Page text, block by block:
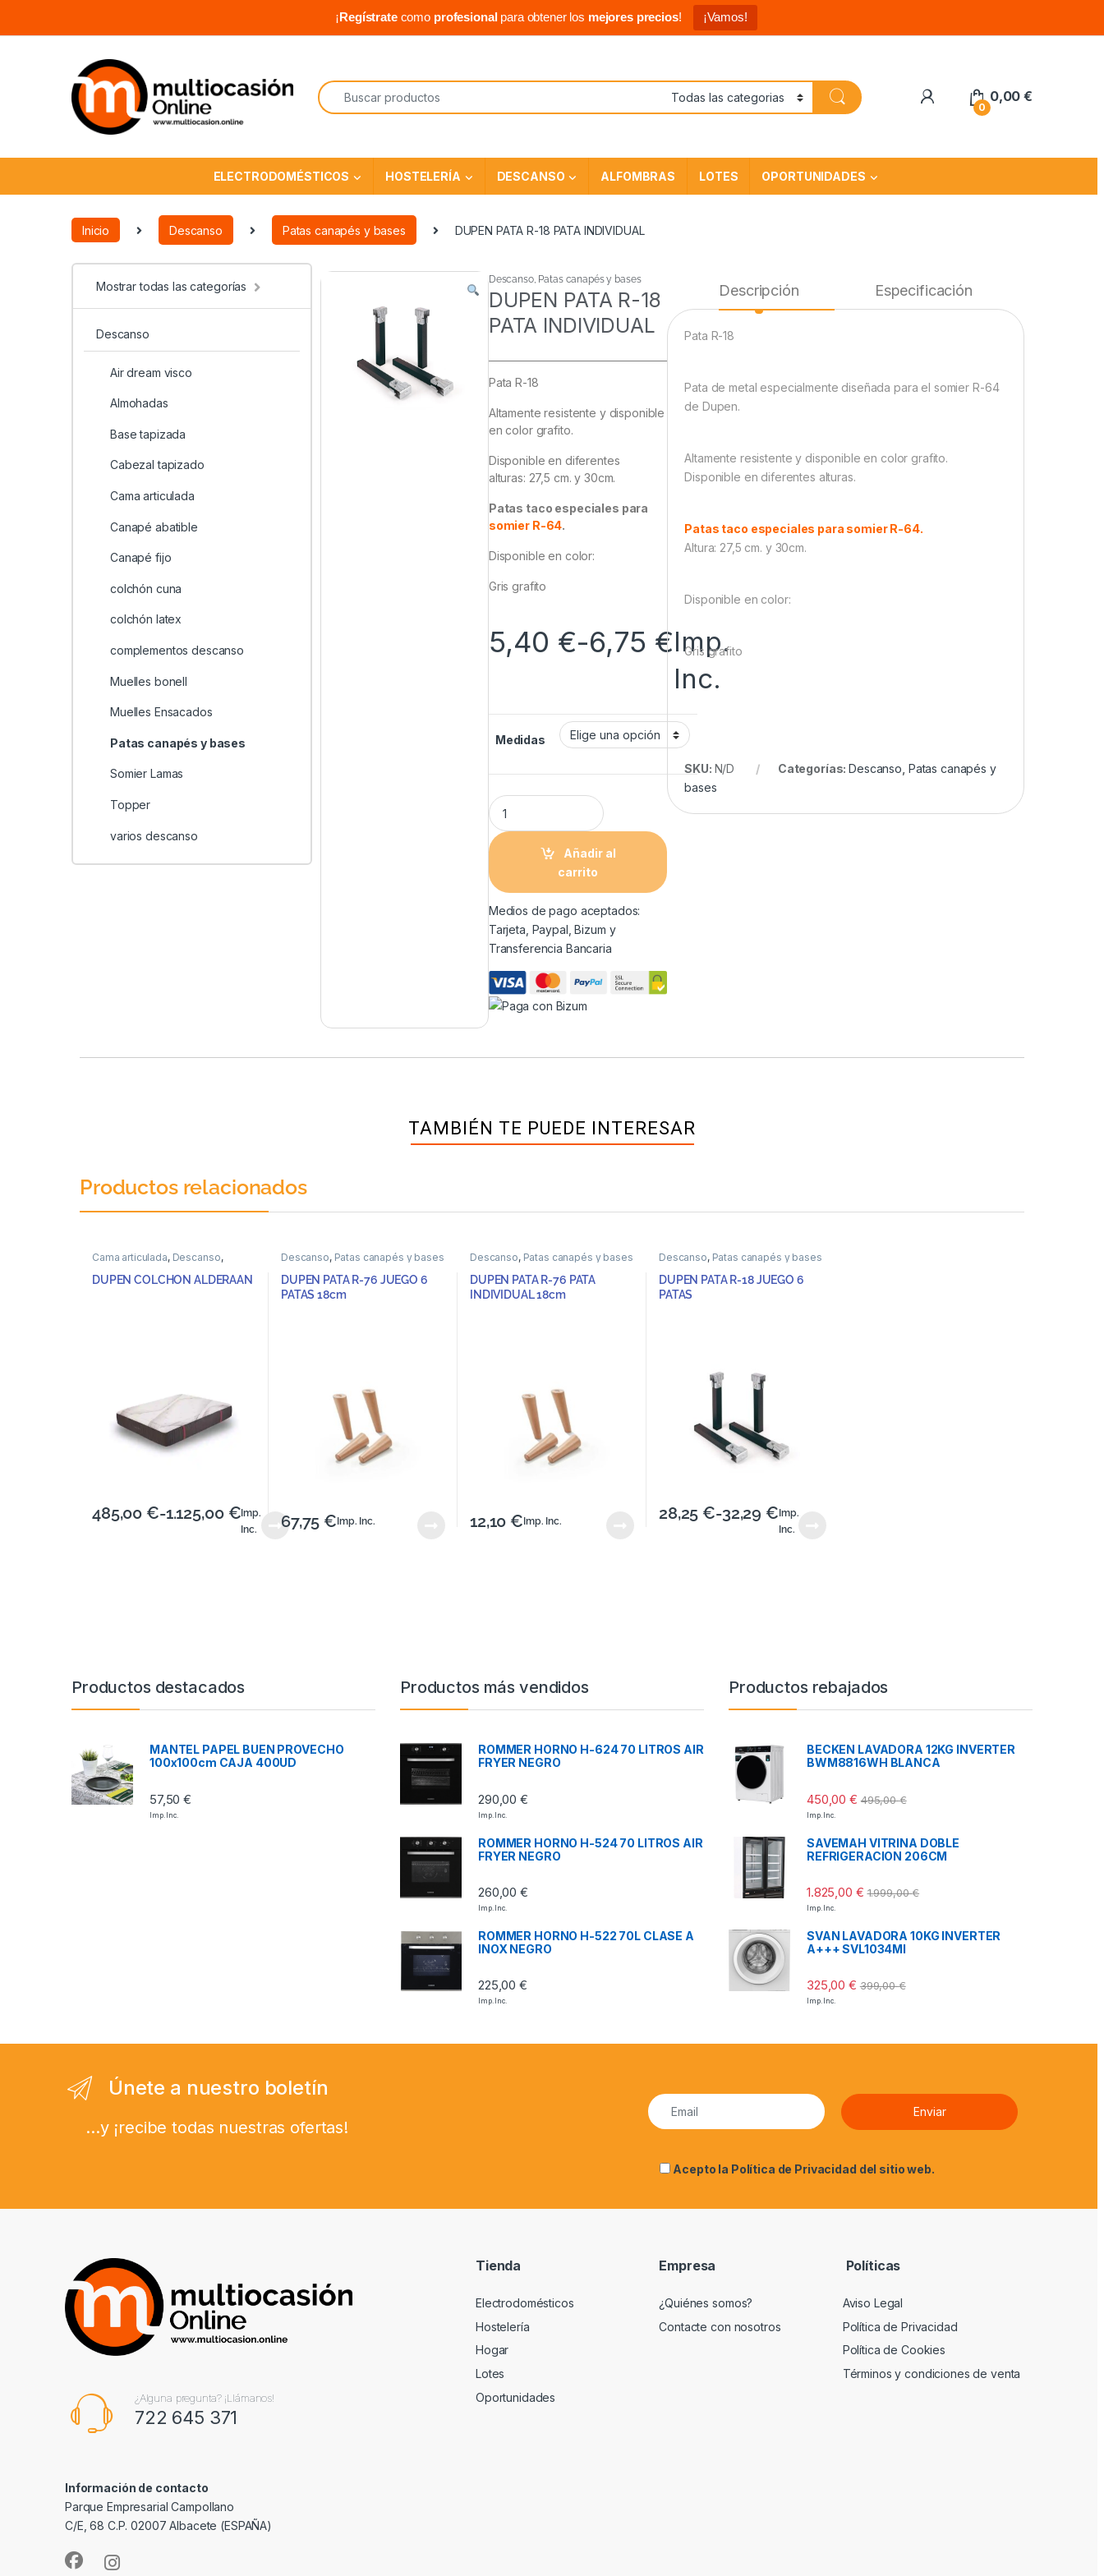
¡Regístratecomo profesionalpara obtener los mejores precios! ¡Vamos!
0
0,00€
ELECTRODOMÉSTICOS HOSTELERÍA DESCANSO ALFOMBRAS LOTES OPORTUNIDADES
Inicio Descanso Patas canapés y bases DUPEN PATA R-18 PATA INDIVIDUAL
Mostrar todas las categorías
Descanso
Air dream visco
Almohadas
Base tapizada
Cabezal tapizado
Cama articulada
Canapé abatible
Canapé fijo
colchón cuna
colchón latex
complementos descanso
Muelles bonell
Muelles Ensacados
Patas canapés y bases
Somier Lamas
Topper
varios descanso
Descanso, Patas canapés y bases
DUPEN PATA R-18
PATA INDIVIDUAL
Pata R-18
Altamente resistente y disponible
en color grafito.
Disponible en diferentes
alturas: 27,5 cm. y 30cm.
Patas taco especiales para
somier R-64.
Disponible en color:
Gris grafito
5,40 €-6,75 €Imp.
Inc.
Medidas
Añadir al
carrito
Medios de pago aceptados:
Tarjeta, Paypal, Bizum y
Transferencia Bancaria
Descripción Especificación
Pata R-18
Pata de metal especialmente diseñada para el somier R-64
de Dupen.
Altamente resistente y disponible en color grafito.
Disponible en diferentes alturas.
Patas taco especiales para somier R-64.
Altura: 27,5 cm. y 30cm.
Disponible en color:
Gris grafito
SKU: N/D Categorías:Descanso Patas canapés y
bases
TAMBIÉN TE PUEDE INTERESAR
Productos relacionados
Cama articulada, Descanso,
DUPEN COLCHON ALDERAAN
485,00 €-1.125,00 €Imp.
Inc.
Descanso, Patas canapés y bases
DUPEN PATA R-76 JUEGO 6
PATAS 18cm
67,75 €Imp. Inc.
Descanso, Patas canapés y bases
DUPEN PATA R-76 PATA
INDIVIDUAL 18cm
12,10 €Imp. Inc.
Descanso, Patas canapés y bases
DUPEN PATA R-18 JUEGO 6
PATAS
28,25 €-32,29 €Imp.
Inc.
Productos destacados
MANTEL PAPEL BUEN PROVECHO
100x100cm CAJA 400UD
57,50€
Imp. Inc.
Productos más vendidos
ROMMER HORNO H-624 70 LITROS AIR
FRYER NEGRO
290,00€
Imp. Inc.
ROMMER HORNO H-524 70 LITROS AIR
FRYER NEGRO
260,00€
Imp. Inc.
ROMMER HORNO H-522 70L CLASE A
INOX NEGRO
225,00€
Imp. Inc.
Productos rebajados
BECKEN LAVADORA 12KG INVERTER
BWM8816WH BLANCA
450,00€ 495,00€
Imp. Inc.
SAVEMAH VITRINA DOBLE
REFRIGERACION 206CM
1.825,00 € 1.999,00€
Imp. Inc.
SVAN LAVADORA 10KG INVERTER
A+++ SVL1034MI
325,00€ 399,00€
Imp. Inc.
Únete a nuestro boletín
...y ¡recibe todas nuestras ofertas!
Acepto la Política de Privacidad del sitio web.
¿Alguna pregunta? ¡Llámanos!
722 645 371
Información de contacto
Parque Empresarial Campollano
C/E, 68 C.P. 02007 Albacete (ESPAÑA)
Tienda
Electrodomésticos
Hostelería
Hogar
Lotes
Oportunidades
Empresa
¿Quiénes somos?
Contacte con nosotros
Políticas
Aviso Legal
Política de Privacidad
Política de Cookies
Términos y condiciones de venta